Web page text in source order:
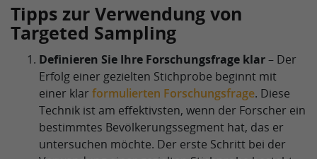
Tipps zur Verwendung von
Targeted Sampling
Definieren Sie Ihre Forschungsfrage klar– Der
Erfolg einer gezielten Stichprobe beginnt mit
einer klar formulierten Forschungsfrage. Diese
Technik ist am effektivsten, wenn der Forscher ein
bestimmtes Bevölkerungssegment hat, das er
untersuchen möchte. Der erste Schritt bei der